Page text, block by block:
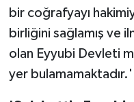
bir coğrafyayı
birliğini sağlamış ve
olan Eyyubi Devleti
yer